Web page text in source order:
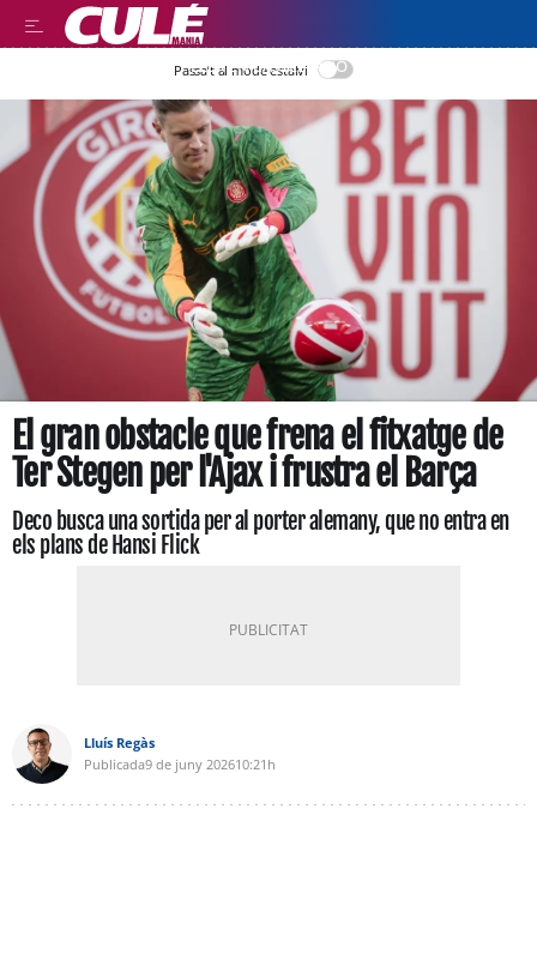
LEER EN CASTELLANO
Passa’t al mode estalvi
El gran obstacle que frena el fitxatge de
Ter Stegen per l'Ajax i frustra el Barça
Deco busca una sortida per al porter alemany, que no entra en
els plans de Hansi Flick
Lluís Regàs
Publicada9 de juny 202610:21h